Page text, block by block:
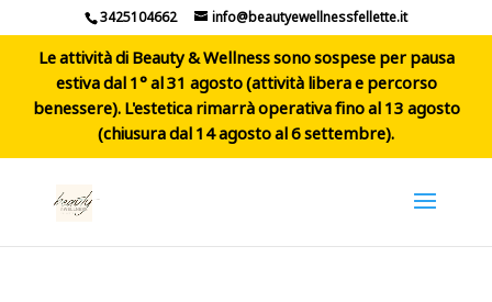
3425104662 info@beautyewellnessfellette.it
Le attività di Beauty & Wellness sono sospese per pausa
estiva dal 1° al 31 agosto (attività libera e percorso
benessere). L'estetica rimarrà operativa fino al 13 agosto
(chiusura dal 14 agosto al 6 settembre).